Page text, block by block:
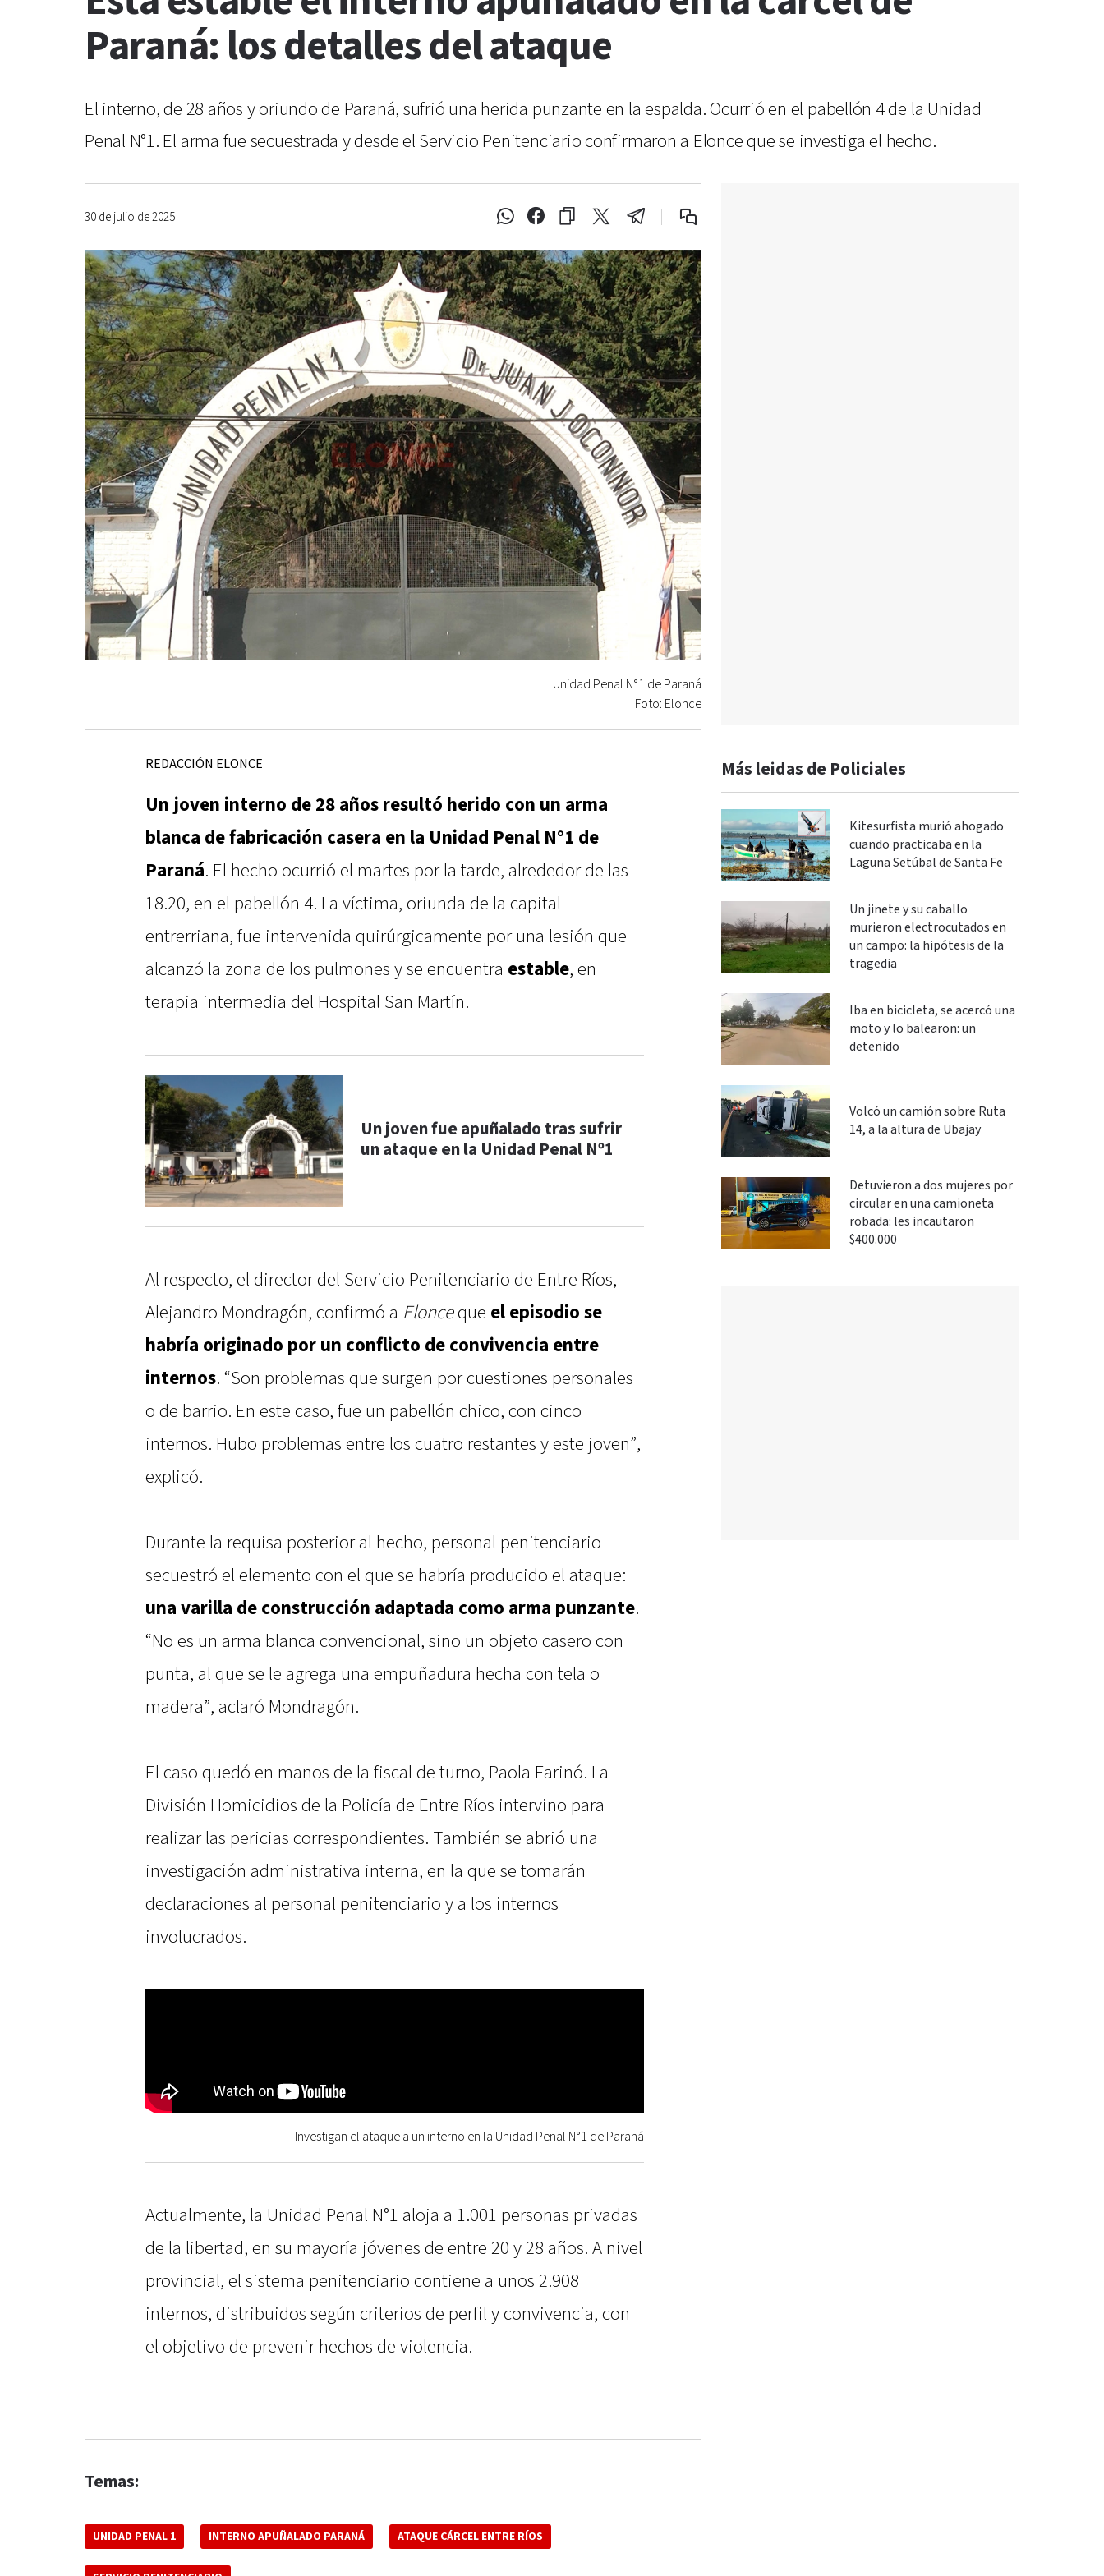
Paraná: los detalles del ataque
El interno, de 28 años y oriundo de Paraná, sufrió una herida punzante en la espalda. Ocurrió en el pabellón 4 de la Unidad
Penal N°1. El arma fue secuestrada y desde el Servicio Penitenciario confirmaron a Elonce que se investiga el hecho.
30 de julio de 2025
Unidad Penal N°1 de Paraná
Foto: Elonce
REDACCIÓN ELONCE
Un joven interno de 28 años resultó herido con un arma
blanca de fabricación casera en la Unidad Penal N°1 de
Paraná. El hecho ocurrió el martes por la tarde, alrededor de las
18.20, en el pabellón 4. La víctima, oriunda de la capital
entrerriana, fue intervenida quirúrgicamente por una lesión que
alcanzó la zona de los pulmones y se encuentra estable, en
terapia intermedia del Hospital San Martín.
Un joven fue apuñalado tras sufrir
un ataque en la Unidad Penal Nº1
Al respecto, el director del Servicio Penitenciario de Entre Ríos,
Alejandro Mondragón, confirmó a Elonceque el episodio se
habría originado por un conflicto de convivencia entre
internos. “Son problemas que surgen por cuestiones personales
o de barrio. En este caso, fue un pabellón chico, con cinco
internos. Hubo problemas entre los cuatro restantes y este joven”,
explicó.
Durante la requisa posterior al hecho, personal penitenciario
secuestró el elemento con el que se habría producido el ataque:
una varilla de construcción adaptada como arma punzante.
“No es un arma blanca convencional, sino un objeto casero con
punta, al que se le agrega una empuñadura hecha con tela o
madera”, aclaró Mondragón.
El caso quedó en manos de la fiscal de turno, Paola Farinó. La
División Homicidios de la Policía de Entre Ríos intervino para
realizar las pericias correspondientes. También se abrió una
investigación administrativa interna, en la que se tomarán
declaraciones al personal penitenciario y a los internos
involucrados.
Investigan el ataque a un interno en la Unidad Penal N°1 de Paraná
Actualmente, la Unidad Penal N°1 aloja a 1.001 personas privadas
de la libertad, en su mayoría jóvenes de entre 20 y 28 años. A nivel
provincial, el sistema penitenciario contiene a unos 2.908
internos, distribuidos según criterios de perfil y convivencia, con
el objetivo de prevenir hechos de violencia.
Temas:
UNIDAD PENAL 1 INTERNO APUÑALADO PARANÁ ATAQUE CÁRCEL ENTRE RÍOS
Más leidas de Policiales
Kitesurfista murió ahogado
cuando practicaba en la
Laguna Setúbal de Santa Fe
Un jinete y su caballo
murieron electrocutados en
un campo: la hipótesis de la
tragedia
Iba en bicicleta, se acercó una
moto y lo balearon: un
detenido
Volcó un camión sobre Ruta
14, a la altura de Ubajay
Detuvieron a dos mujeres por
circular en una camioneta
robada: les incautaron
$400.000